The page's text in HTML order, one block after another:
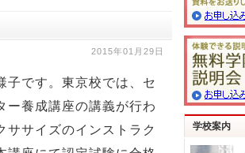
2015年01月29日
子です。東京校では、セ
ー養成講座の講義が行わ
ササイズのインストラク
学校案内